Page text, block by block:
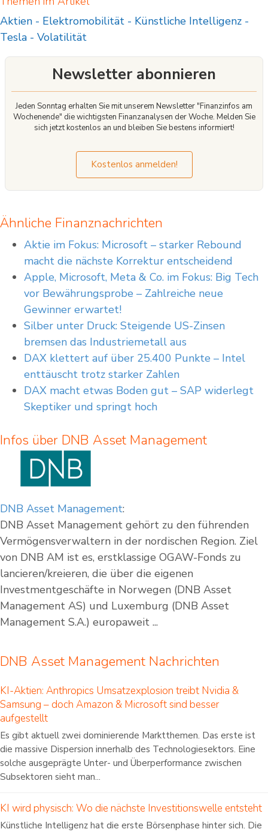
Aktien - Elektromobilität - Künstliche Intelligenz -
Tesla - Volatilität
Newsletter abonnieren
Jeden Sonntag erhalten Sie mit unserem Newsletter "Finanzinfos am
Wochenende" die wichtigsten Finanzanalysen der Woche. Melden Sie
sich jetzt kostenlos an und bleiben Sie bestens informiert!
Kostenlos anmelden!
Ähnliche Finanznachrichten
Aktie im Fokus: Microsoft – starker Rebound
macht die nächste Korrektur entscheidend
Apple, Microsoft, Meta & Co. im Fokus: Big Tech
vor Bewährungsprobe – Zahlreiche neue
Gewinner erwartet!
Silber unter Druck: Steigende US-Zinsen
bremsen das Industriemetall aus
DAX klettert auf über 25.400 Punkte – Intel
enttäuscht trotz starker Zahlen
DAX macht etwas Boden gut – SAP widerlegt
Skeptiker und springt hoch
Infos über DNB Asset Management
DNB Asset Management:
DNB Asset Management gehört zu den führenden
Vermögensverwaltern in der nordischen Region. Ziel
von DNB AM ist es, erstklassige OGAW-Fonds zu
lancieren/kreieren, die über die eigenen
Investmentgeschäfte in Norwegen (DNB Asset
Management AS) und Luxemburg (DNB Asset
Management S.A.) europaweit ...
DNB Asset Management Nachrichten
KI-Aktien: Anthropics Umsatzexplosion treibt Nvidia &
Samsung – doch Amazon & Microsoft sind besser
aufgestellt
Es gibt aktuell zwei dominierende Marktthemen. Das erste ist
die massive Dispersion innerhalb des Technologiesektors. Eine
solche ausgeprägte Unter- und Überperformance zwischen
Subsektoren sieht man...
KI wird physisch: Wo die nächste Investitionswelle entsteht
Künstliche Intelligenz hat die erste Börsenphase hinter sich. Die